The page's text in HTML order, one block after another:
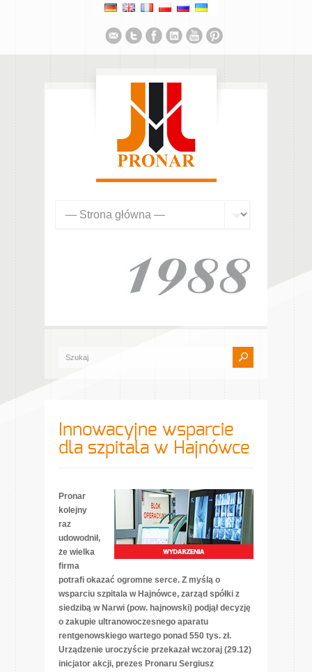
Innowacyjne wsparcie
dla szpitala w Hajnówce
Pronar
kolejny
raz
udowodnił,
że wielka
firma
potrafi okazać ogromne serce. Z myślą o
wsparciu szpitala w Hajnówce, zarząd spółki z
siedzibą w Narwi (pow. hajnowski) podjął decyzję
o zakupie ultranowoczesnego aparatu
rentgenowskiego wartego ponad 550 tys. zł.
Urządzenie uroczyście przekazał wczoraj (29.12)
inicjator akcji, prezes Pronaru Sergiusz